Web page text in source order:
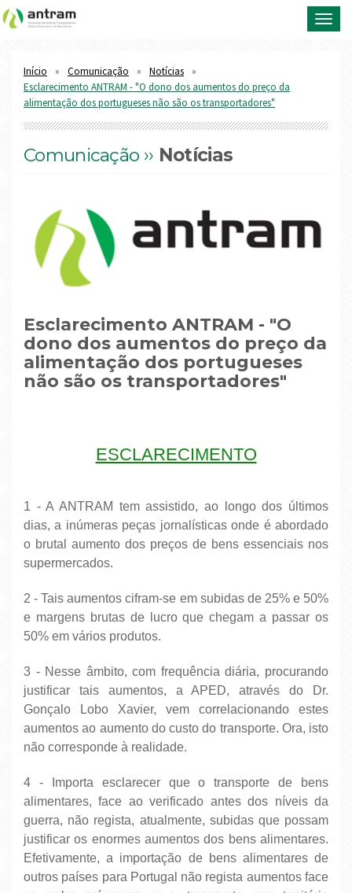
Início Comunicação
Notícias
Esclarecimento ANTRAM - "O dono dos aumentos do preço da
alimentação dos portugueses não são os transportadores"
Comunicação ›› Notícias
Esclarecimento ANTRAM - "O
dono dos aumentos do preço da
alimentação dos portugueses
não são os transportadores"
ESCLARECIMENTO
1 - A ANTRAM tem assistido, ao longo dos últimos
dias, a inúmeras peças jornalísticas onde é abordado
o brutal aumento dos preços de bens essenciais nos
supermercados.
2 - Tais aumentos cifram-se em subidas de 25% e 50%
e margens brutas de lucro que chegam a passar os
50% em vários produtos.
3 - Nesse âmbito, com frequência diária, procurando
justificar tais aumentos, a APED, através do Dr.
Gonçalo Lobo Xavier, vem correlacionando estes
aumentos ao aumento do custo do transporte. Ora, isto
não corresponde à realidade.
4 - Importa esclarecer que o transporte de bens
alimentares, face ao verificado antes dos níveis da
guerra, não regista, atualmente, subidas que possam
justificar os enormes aumentos dos bens alimentares.
Efetivamente, a importação de bens alimentares de
outros países para Portugal não regista aumentos face